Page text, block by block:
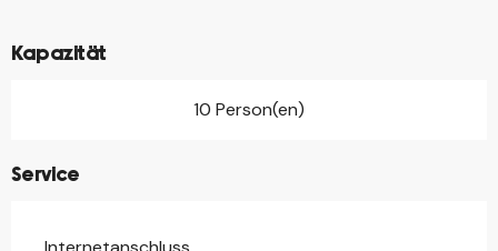
Kapazität
10 Person(en)
Service